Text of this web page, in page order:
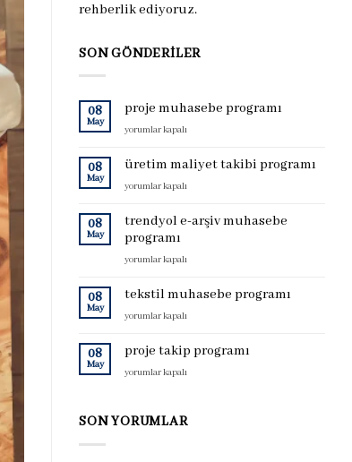
rehberlik ediyoruz.
SON GÖNDERILER
08
May
proje muhasebe programı
proje
programı
yorumlar kapalı
08
May
üretim maliyet takibi programı
üretim
takibi
için
yorumlar kapalı
08
May
trendyol e-arşiv muhasebe
programı
trendyol
arşiv
programı
yorumlar kapalı
08
May
tekstil muhasebe programı
tekstil
programı
yorumlar kapalı
08
May
proje takip programı
proje
için
yorumlar kapalı
SON YORUMLAR